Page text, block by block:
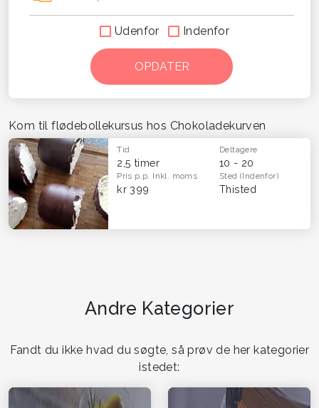
Udenfor Indenfor
Kom til flødebollekursus hos Chokoladekurven
Tid
2,5 timer
Deltagere
10 - 20
Pris p.p. Inkl. moms
kr 399
Sted(Indenfor)
Thisted
Andre Kategorier
Fandt du ikke hvad du søgte, så prøv de her kategorier
istedet: